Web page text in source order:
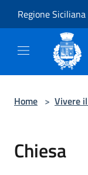
Regione Siciliana
Home > Vivere
Chiesa